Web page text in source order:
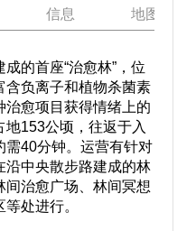
信息 地图
的首座“治愈林”，位
含负离子和植物杀菌素
治愈项目获得情绪上的
153公顷，往返于入
需40分钟。运营有针对
沿中央散步路建成的林
间治愈广场、林间冥想
处进行。